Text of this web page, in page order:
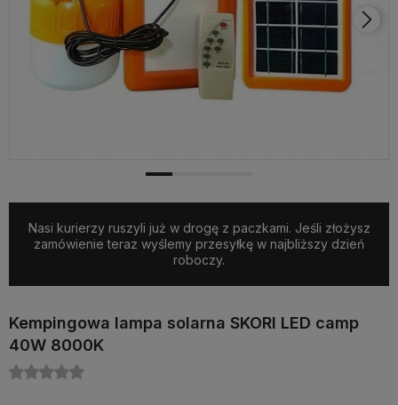
Nasi kurierzy ruszyli już w drogę z paczkami. Jeśli złożysz
zamówienie teraz wyślemy przesyłkę w najbliższy dzień
roboczy.
Kempingowa lampa solarna SKORI LED camp
40W 8000K